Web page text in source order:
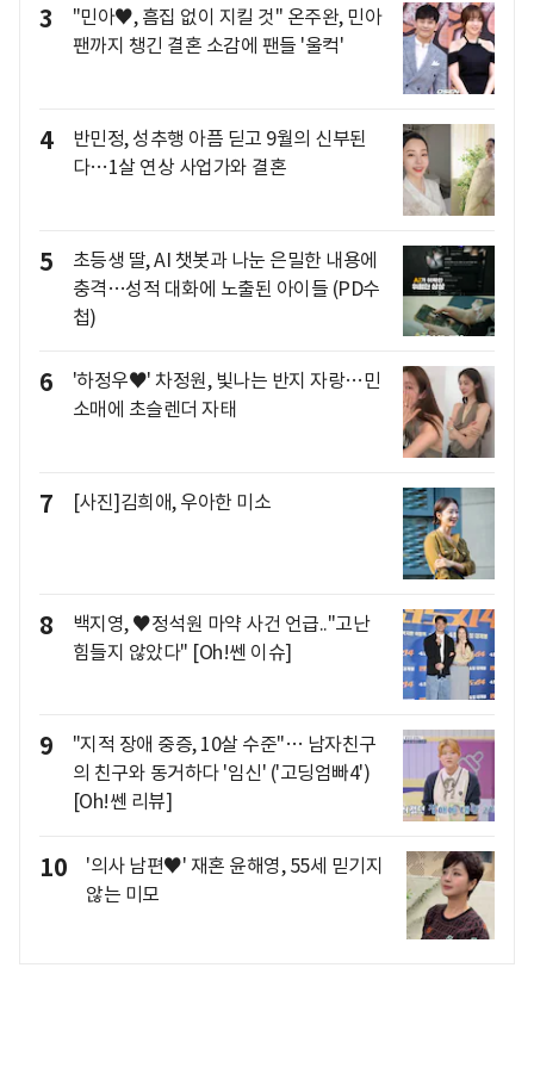
3
"민아♥, 흠집 없이 지킬 것" 온주완, 민아
팬까지 챙긴 결혼 소감에 팬들 '울컥'
4
반민정, 성추행 아픔 딛고 9월의 신부된
다…1살 연상 사업가와 결혼
5
초등생 딸, AI 챗봇과 나눈 은밀한 내용에
충격…성적 대화에 노출된 아이들 (PD수
첩)
6
'하정우♥' 차정원, 빛나는 반지 자랑…민
소매에 초슬렌더 자태
7 [사진]김희애, 우아한 미소
8
백지영, ♥정석원 마약 사건 언급.."고난
힘들지 않았다" [Oh!쎈 이슈]
9
"지적 장애 중증, 10살 수준"… 남자친구
의 친구와 동거하다 '임신' ('고딩엄빠4')
[Oh!쎈 리뷰]
10
'의사 남편♥' 재혼 윤해영, 55세 믿기지
않는 미모